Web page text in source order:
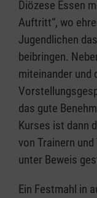
Diözese Essen
Auftritt“, wo
Jugendlichen
beibringen.
miteinander und
das gute
Kurses ist dann
von Trainern
unter Beweis
Ein Festmahl in